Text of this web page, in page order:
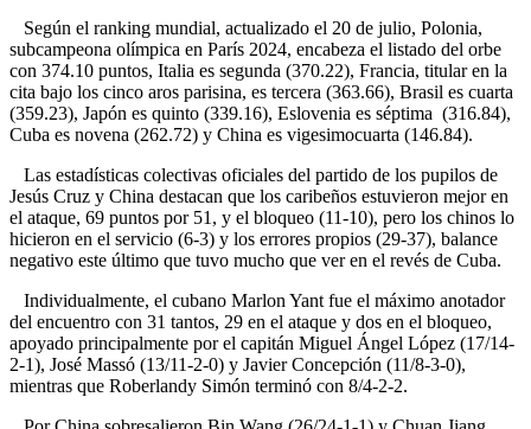
Según el ranking mundial, actualizado el 20 de julio, Polonia,
subcampeona olímpica en París 2024, encabeza el listado del orbe
con 374.10 puntos, Italia es segunda (370.22), Francia, titular en la
cita bajo los cinco aros parisina, es tercera (363.66), Brasil es cuarta
(359.23), Japón es quinto (339.16), Eslovenia es séptima (316.84),
Cuba es novena (262.72) y China es vigesimocuarta (146.84).
Las estadísticas colectivas oficiales del partido de los pupilos de
Jesús Cruz y China destacan que los caribeños estuvieron mejor en
el ataque, 69 puntos por 51, y el bloqueo (11-10), pero los chinos lo
hicieron en el servicio (6-3) y los errores propios (29-37), balance
negativo este último que tuvo mucho que ver en el revés de Cuba.
Individualmente, el cubano Marlon Yant fue el máximo anotador
del encuentro con 31 tantos, 29 en el ataque y dos en el bloqueo,
apoyado principalmente por el capitán Miguel Ángel López (17/14-
2-1), José Massó (13/11-2-0) y Javier Concepción (11/8-3-0),
mientras que Roberlandy Simón terminó con 8/4-2-2.